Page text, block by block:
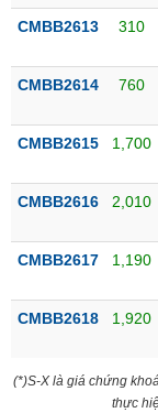
Tài
Phân
kỹ
Hồ
doanh
nghiệp
Tin
tức
kiện
CMBB2613 310
CMBB2614 760
CMBB2615 1,700
CMBB2616 2,010
CMBB2617 1,190
CMBB2618 1,920
(*)S-X là giá chứng
thực
NĂNG
NGUYÊN
LIỆU
NGHIỆP